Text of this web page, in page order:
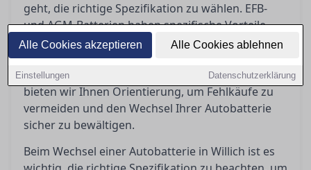
Alle Cookies akzeptieren Alle Cookies ablehnen
Einstellungen Datenschutzerklärung
geht, die richtige Spezifikation zu wählen. EFB-
und AGM-Batterien haben spezifische Vorteile
und es ist entscheidend zu wissen, wann man
selbst Hand anlegen kann oder doch eine
Werkstatt aufsuchen sollte. In diesem Artikel
bieten wir Ihnen Orientierung, um Fehlkäufe zu
vermeiden und den Wechsel Ihrer Autobatterie
sicher zu bewältigen.
Beim Wechsel einer Autobatterie in Willich ist es